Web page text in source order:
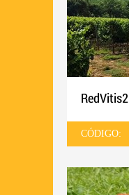
RedVitis2
CÓDIGO: